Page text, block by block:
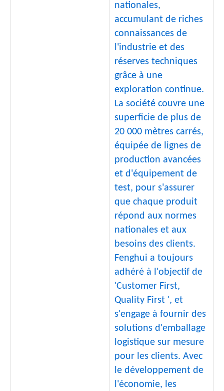
nationales,
accumulant de riches
connaissances de
l'industrie et des
réserves techniques
grâce à une
exploration continue.
La société couvre une
superficie de plus de
20 000 mètres carrés,
équipée de lignes de
production avancées
et d'équipement de
test, pour s'assurer
que chaque produit
répond aux normes
nationales et aux
besoins des clients.
Fenghui a toujours
adhéré à l'objectif de
'Customer First,
Quality First ', et
s'engage à fournir des
solutions d'emballage
logistique sur mesure
pour les clients. Avec
le développement de
l'économie, les